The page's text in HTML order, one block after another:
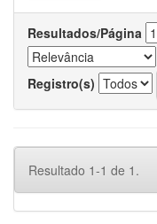
Resultados/Página
Registro(s)
Resultado 1-1 de 1.